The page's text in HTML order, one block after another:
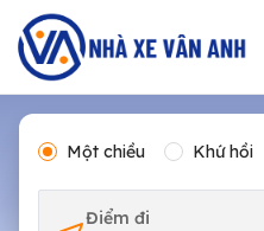
Một chiều Khứ hồi
Điểm đi